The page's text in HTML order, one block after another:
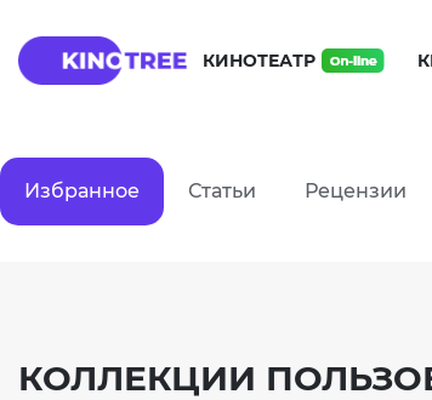
КИНОТЕАТР
Избранное Статьи Рецензии
КОЛЛЕКЦИИ